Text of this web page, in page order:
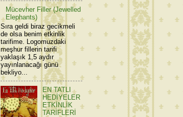
Mücevher Filler (Jewelled
Elephants)
Sıra geldi biraz gecikmeli
de olsa benim etkinlik
tarifime. Logomuzdaki
meşhur fillerin tarifi
yaklaşık 1,5 aydır
yayınlanacağı günü
bekliyo...
EN TATLI
HEDİYELER
ETKİNLİK
TARİFLERİ